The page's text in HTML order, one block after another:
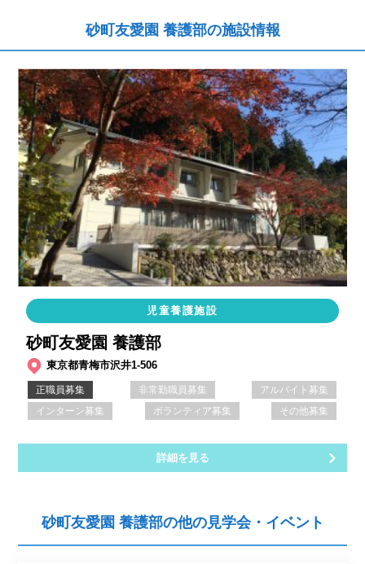
砂町友愛園 養護部の施設情報
児童養護施設
砂町友愛園 養護部
東京都青梅市沢井1-506
正職員募集 非常勤職員募集
アルバイト募集
インターン募集
ボランティア募集 その他募集
詳細を見る
砂町友愛園 養護部の他の見学会・イベント